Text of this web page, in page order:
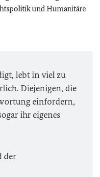
und Humanitäre
lebt in viel zu
Diejenigen, die
einfordern,
ihr eigenes
der